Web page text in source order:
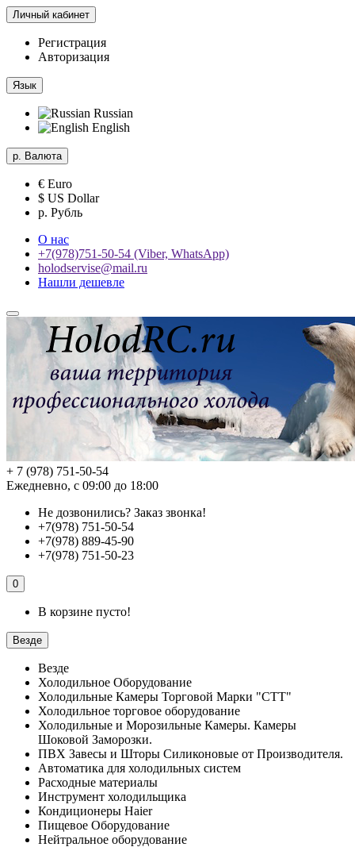
Личный кабинет
Регистрация
Авторизация
Язык
Russian
English
р. Валюта
€ Euro
$ US Dollar
р. Рубль
О нас
+7(978)751-50-54 (Viber, WhatsApp)
holodservise@mail.ru
Нашли дешевле
+ 7 (978) 751-50-54
Ежедневно, с 09:00 до 18:00
Не дозвонились? Заказ звонка!
+7(978) 751-50-54
+7(978) 889-45-90
+7(978) 751-50-23
0
В корзине пусто!
Везде
Везде
Холодильное Оборудование
Холодильные Камеры Торговой Марки "СТТ"
Холодильное торговое оборудование
Холодильные и Морозильные Камеры. Камеры
Шоковой Заморозки.
ПВХ Завесы и Шторы Силиконовые от Производителя.
Автоматика для холодильных систем
Расходные материалы
Инструмент холодильщика
Кондиционеры Haier
Пищевое Оборудование
Нейтральное оборудование